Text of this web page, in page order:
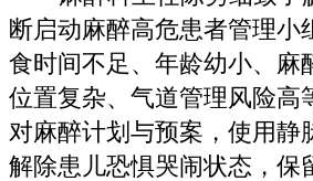
断启动麻醉高危患者管理小
食时间不足、年龄幼小、麻
位置复杂、气道管理风险高
对麻醉计划与预案，使用静
解除患儿恐惧哭闹状态，保